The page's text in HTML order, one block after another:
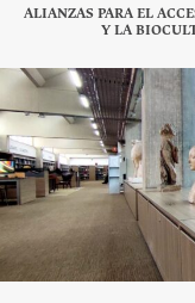
ALIANZAS PARA EL
Y LA